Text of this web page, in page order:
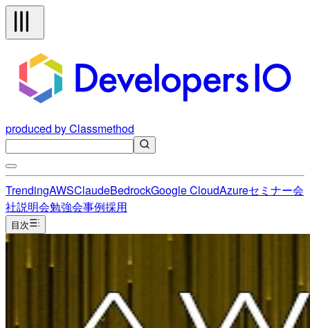
produced by Classmethod
TrendingAWSClaudeBedrockGoogle CloudAzureセミナー会
社説明会勉強会事例採用
目次